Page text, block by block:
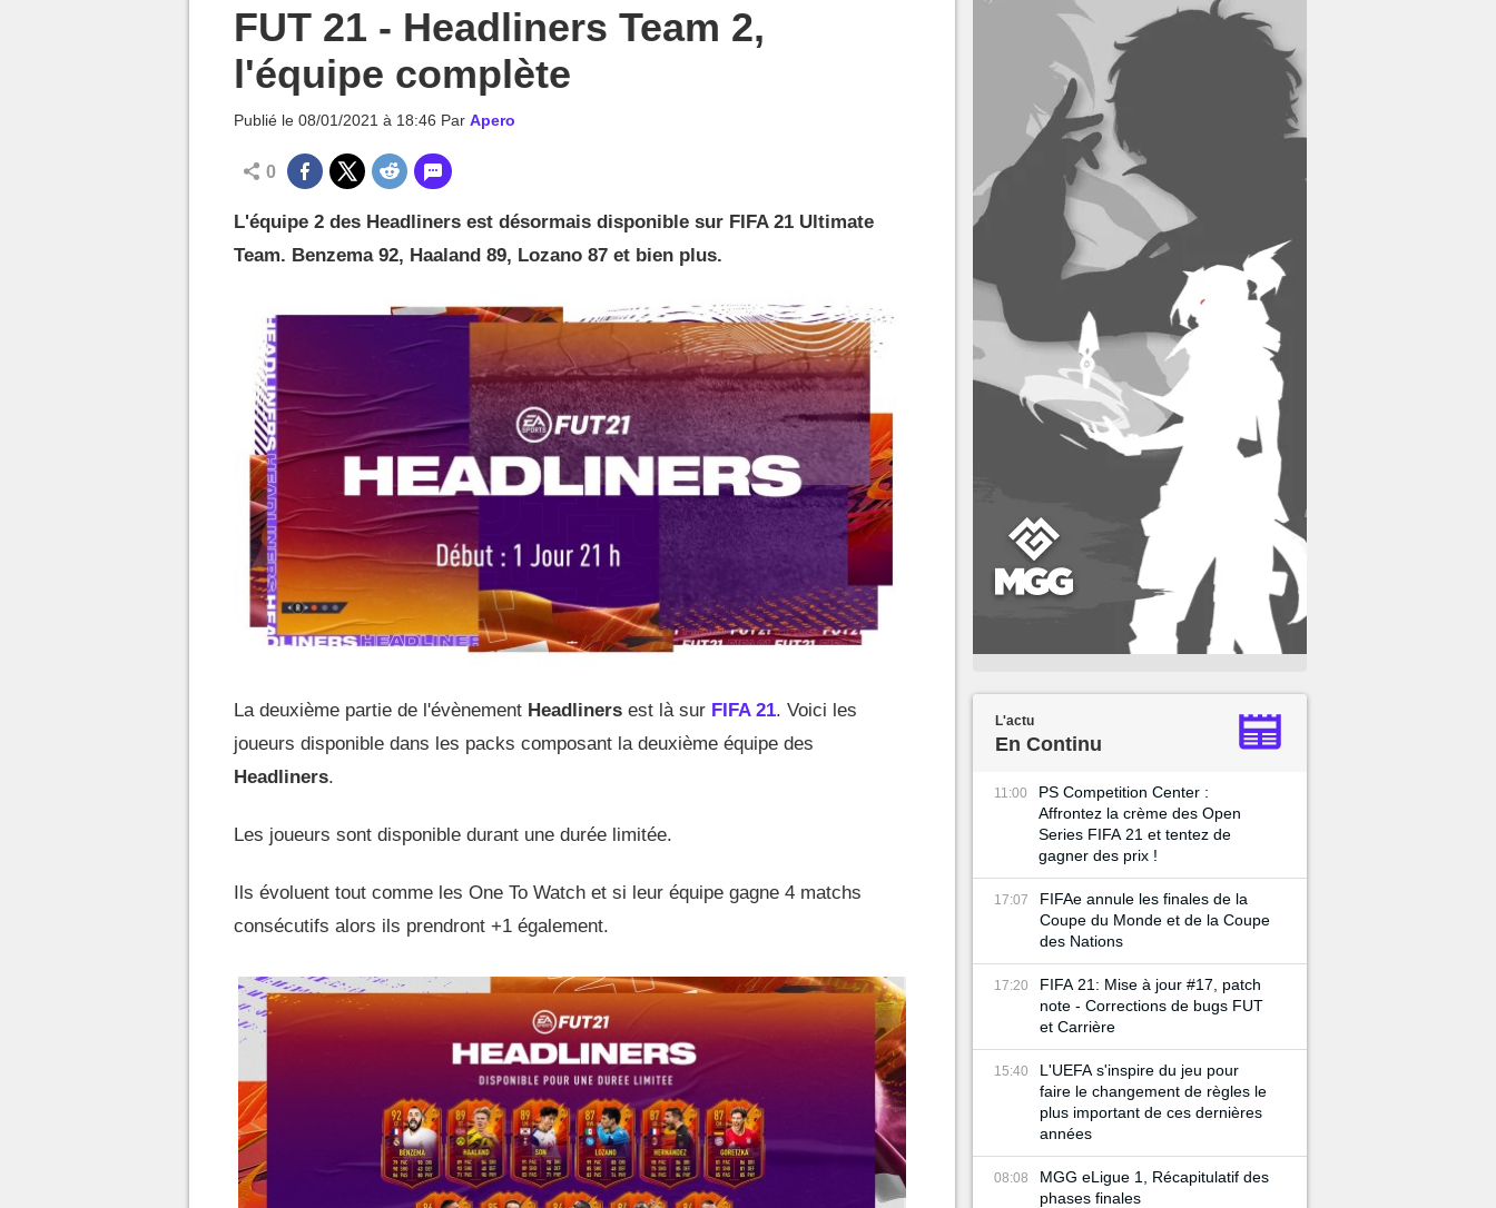
FUT 21 - Headliners Team 2,
l'équipe complète
Publié le 08/01/2021 à 18:46 Par Apero
0
L'équipe 2 des Headliners est désormais disponible sur FIFA 21 Ultimate
Team. Benzema 92, Haaland 89, Lozano 87 et bien plus.
La deuxième partie de l'évènement Headliners est là sur FIFA 21. Voici les
joueurs disponible dans les packs composant la deuxième équipe des
Headliners.
Les joueurs sont disponible durant une durée limitée.
Ils évoluent tout comme les One To Watch et si leur équipe gagne 4 matchs
consécutifs alors ils prendront +1 également.
L'actu
En Continu
11:00
PS Competition Center :
Affrontez la crème des Open
Series FIFA 21 et tentez de
gagner des prix !
17:07
FIFAe annule les finales de la
Coupe du Monde et de la Coupe
des Nations
17:20
FIFA 21: Mise à jour #17, patch
note - Corrections de bugs FUT
et Carrière
15:40
L'UEFA s'inspire du jeu pour
faire le changement de règles le
plus important de ces dernières
années
08:08
MGG eLigue 1, Récapitulatif des
phases finales